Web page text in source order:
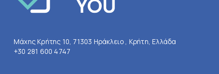
Μάχης Κρήτης 10, 71303 Ηράκλειο , Κρήτη, Ελλάδα
+30 281 600 4747